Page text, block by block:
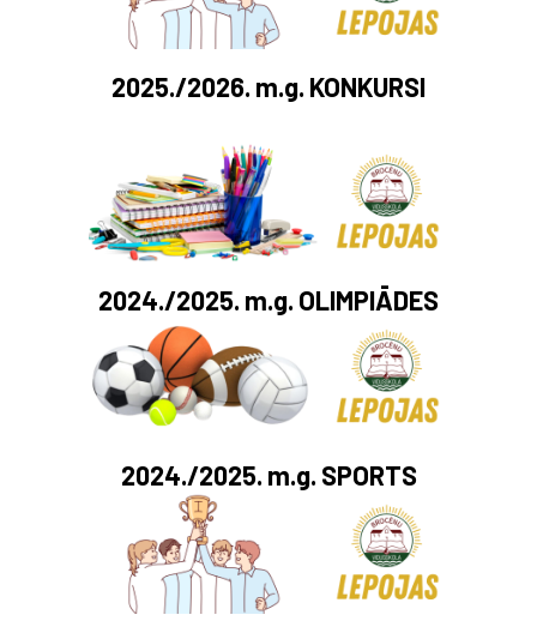
2025./2026. m.g. KONKURSI
2024./2025. m.g. OLIMPIĀDES
2024./2025. m.g. SPORTS